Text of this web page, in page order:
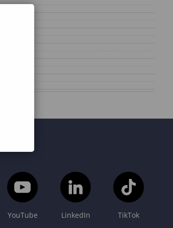
YouTube LinkedIn TikTok